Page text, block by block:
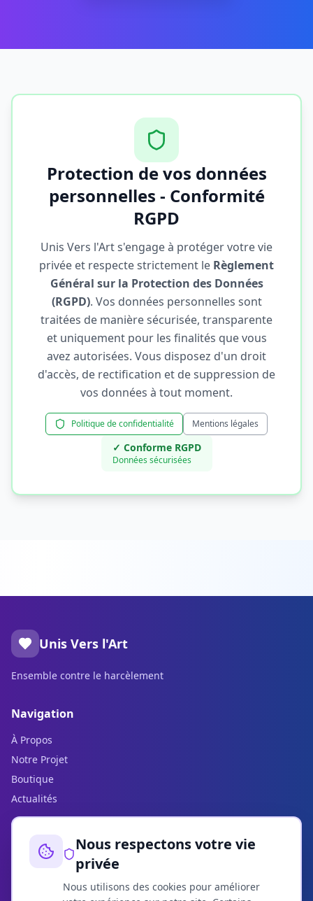
Protection de vos données
personnelles - Conformité
RGPD
Unis Vers l'Art s'engage à protéger votre vie
privée et respecte strictement le Règlement
Général sur la Protection des Données
(RGPD). Vos données personnelles sont
traitées de manière sécurisée, transparente
et uniquement pour les finalités que vous
avez autorisées. Vous disposez d'un droit
d'accès, de rectification et de suppression de
vos données à tout moment.
Politique de confidentialité Mentions légales
✓ Conforme RGPD
Données sécurisées
Unis Vers l'Art
Ensemble contre le harcèlement
Navigation
À Propos
Notre Projet
Boutique
Actualités
Politique de confidentialité
Mentions légales
Nous respectons votre vie
privée
Nous utilisons des cookies pour améliorer